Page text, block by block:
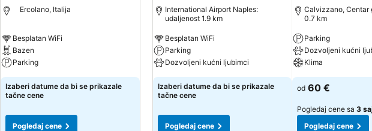
Ercolano, Italija
Besplatan WiFi
Bazen
Parking
Izaberi datume da bi se prikazale
tačne cene
Pogledaj cene
International Airport Naples:
udaljenost 1.9 km
Besplatan WiFi
Parking
Dozvoljeni kućni ljubimci
Izaberi datume da bi se prikazale
tačne cene
Pogledaj cene
Calvizzano, Centar
0.7 km
Parking
Dozvoljeni kućni
Klima
od 60 €
Pogledaj cene sa 3
Pogledaj cene